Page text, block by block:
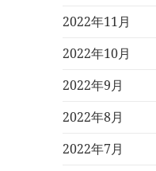
2022年11月
2022年10月
2022年9月
2022年8月
2022年7月